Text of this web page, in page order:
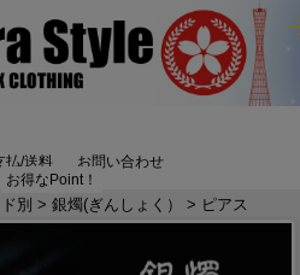
払/送料
お問い合わせ
お得なPoint！
別 > 銀燭(ぎんしょく） > ピアス